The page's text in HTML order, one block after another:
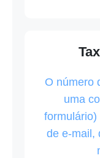
O número
uma
de e-mail,